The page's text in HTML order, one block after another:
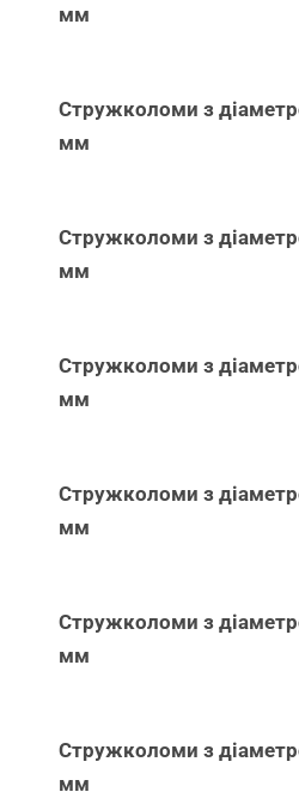
мм
Стружколоми з
мм
Стружколоми з
мм
Стружколоми з
мм
Стружколоми з
мм
Стружколоми з
мм
Стружколоми з
мм